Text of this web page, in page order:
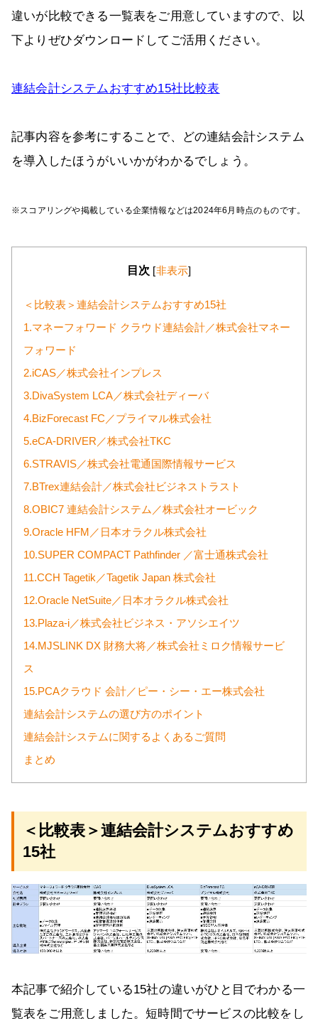
違いが比較できる一覧表をご用意していますので、以
下よりぜひダウンロードしてご活用ください。
連結会計システムおすすめ15社比較表
記事内容を参考にすることで、どの連結会計システム
を導入したほうがいいかがわかるでしょう。
※スコアリングや掲載している企業情報などは2024年6月時点のものです。
目次 [非表示]
＜比較表＞連結会計システムおすすめ15社
1.マネーフォワード クラウド連結会計／株式会社マネー
フォワード
2.iCAS／株式会社インプレス
3.DivaSystem LCA／株式会社ディーバ
4.BizForecast FC／プライマル株式会社
5.eCA-DRIVER／株式会社TKC
6.STRAVIS／株式会社電通国際情報サービス
7.BTrex連結会計／株式会社ビジネストラスト
8.OBIC7 連結会計システム／株式会社オービック
9.Oracle HFM／日本オラクル株式会社
10.SUPER COMPACT Pathfinder ／富士通株式会社
11.CCH Tagetik／Tagetik Japan 株式会社
12.Oracle NetSuite／日本オラクル株式会社
13.Plaza-i／株式会社ビジネス・アソシエイツ
14.MJSLINK DX 財務大将／株式会社ミロク情報サービ
ス
15.PCAクラウド 会計／ピー・シー・エー株式会社
連結会計システムの選び方のポイント
連結会計システムに関するよくあるご質問
まとめ
＜比較表＞連結会計システムおすすめ
15社
本記事で紹介している15社の違いがひと目でわかる一
覧表をご用意しました。短時間でサービスの比較をし